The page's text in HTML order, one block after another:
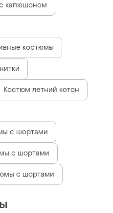
капюшоном
костюмы
Костюм летний котон
с шортами
с шортами
с шортами